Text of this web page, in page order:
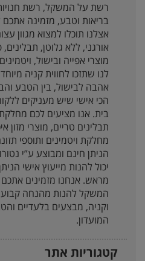
רשת על המשקל, רשת חנויות
בריאות וטבע, מזמינה
אצלנו תוכלו למצוא מגוון
אורגני, ללא גלוטן,
מוצרי אפייה ובישול,
לנו שתזכו לחווית קניה
אהבה לבישול, בין הטבע
הכי אישי שיש מעניקים
בית. אנו מציעים לכם
תבלינים טריים, מוצרי מזון
מחלקת ויטמינים ותוספי
הניתן חינם ומבוצע ע”י
יכול להנות מייעוץ אישי
מראש. אנחנו מזמינים
וקניה, מבצעים בלעדיים
המועדון.
קטגוריות אתר